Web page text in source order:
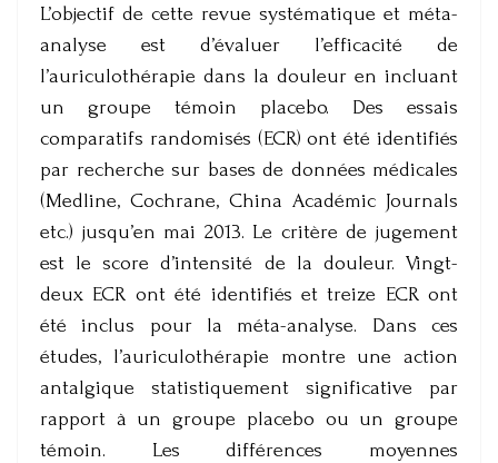
L’objectif de cette revue systématique et méta-
analyse est d’évaluer l’efficacité de
l’auriculothérapie dans la douleur en incluant
un groupe témoin placebo. Des essais
comparatifs randomisés (ECR) ont été identifiés
par recherche sur bases de données médicales
(Medline, Cochrane, China Académic Journals
etc.) jusqu’en mai 2013. Le critère de jugement
est le score d’intensité de la douleur. Vingt-
deux ECR ont été identifiés et treize ECR ont
été inclus pour la méta-analyse. Dans ces
études, l’auriculothérapie montre une action
antalgique statistiquement significative par
rapport à un groupe placebo ou un groupe
témoin. Les différences moyennes